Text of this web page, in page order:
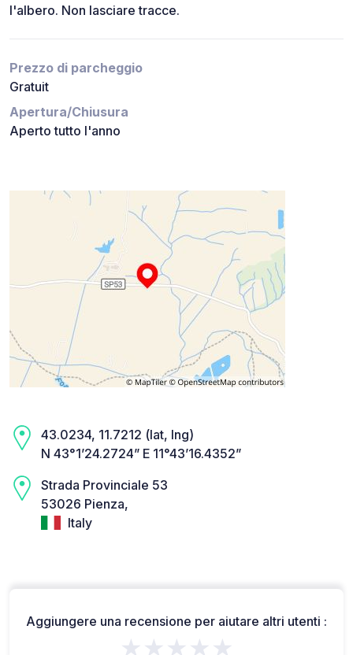
l'albero. Non lasciare tracce.
Prezzo di parcheggio
Gratuit
Apertura/Chiusura
Aperto tutto l'anno
43.0234, 11.7212 (lat, lng)
N 43°1’24.2724” E 11°43’16.4352”
Strada Provinciale 53
53026 Pienza,
Italy
Aggiungere una recensione per aiutare altri utenti :
★★★★★